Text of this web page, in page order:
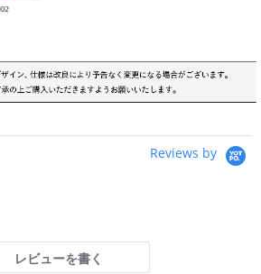
Reviews by
レビューを書く